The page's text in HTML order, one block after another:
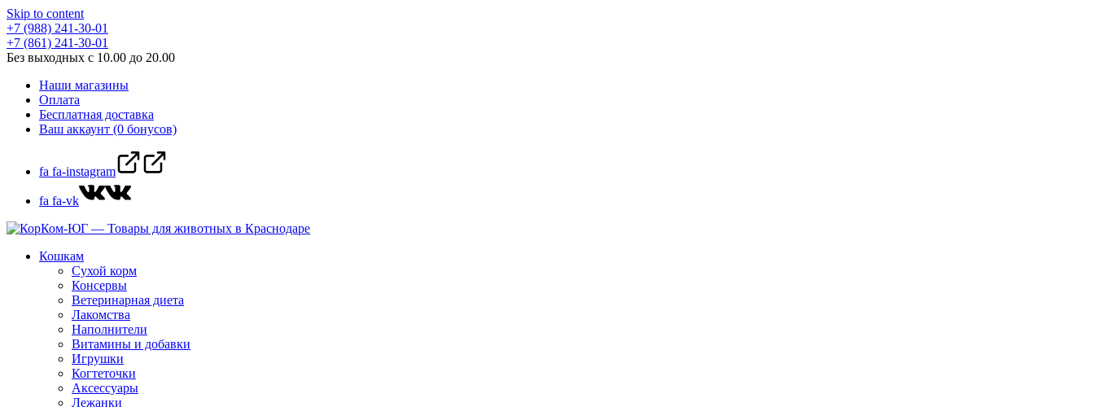
Skip to content
+7 (988) 241-30-01
+7 (861) 241-30-01
Без выходных с 10.00 до 20.00
Наши магазины
Оплата
Бесплатная доставка
Ваш аккаунт (0 бонусов)
fa fa-instagram
fa fa-vk
Кошкам
Сухой корм
Консервы
Ветеринарная диета
Лакомства
Наполнители
Витамины и добавки
Игрушки
Когтеточки
Аксессуары
Лежанки